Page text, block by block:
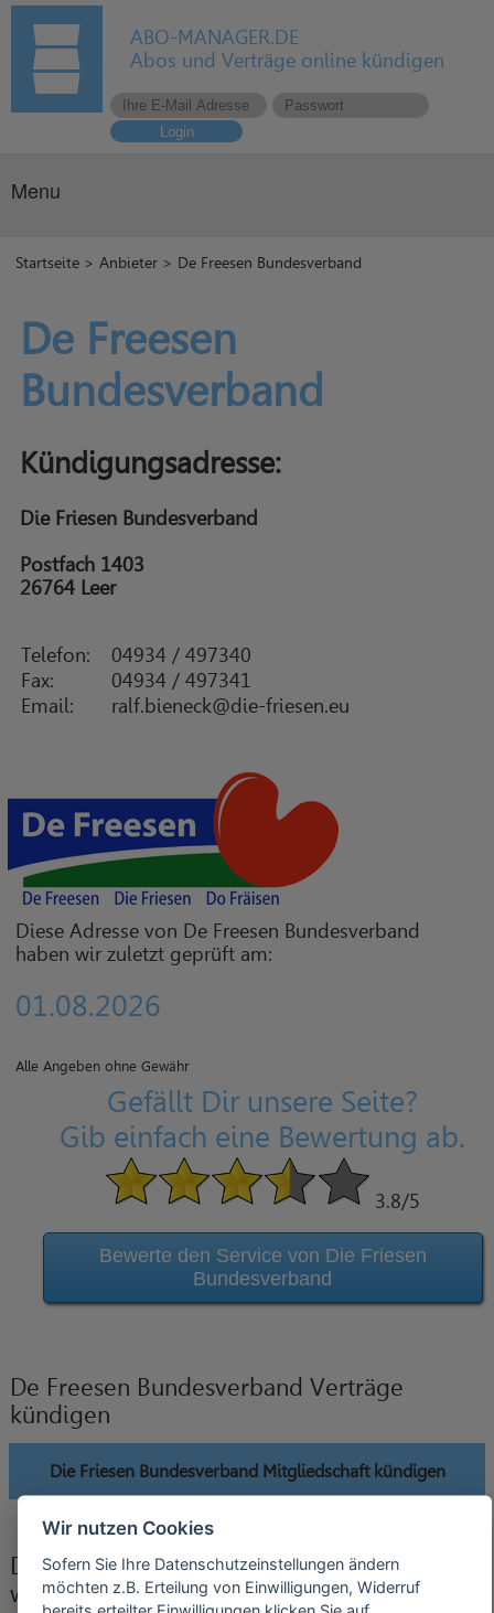
ABO-MANAGER.DE
Abos und Verträge online kündigen
Login
Menu
Startseite >Anbieter > De Freesen Bundesverband
De Freesen
Bundesverband
Kündigungsadresse:
Die Friesen Bundesverband
Postfach 1403
26764 Leer
Telefon:
04934 / 497340
Fax:
04934 / 497341
Email:
ralf.bieneck@die-friesen.eu
Diese Adresse von De Freesen Bundesverband
haben wir zuletzt geprüft am:
01.08.2026
Alle Angeben ohne Gewähr
Gefällt Dir unsere Seite?
Gib einfach eine Bewertung ab.
3.8/5
Bewerte den Service von Die Friesen
Bundesverband
De Freesen Bundesverband Verträge
kündigen
Die Friesen Bundesverband Mitgliedschaft kündigen
De Freesen Bundesverband Verträge
widerrufen
Wir nutzen Cookies
Sofern Sie Ihre Datenschutzeinstellungen ändern
möchten z.B. Erteilung von Einwilligungen, Widerruf